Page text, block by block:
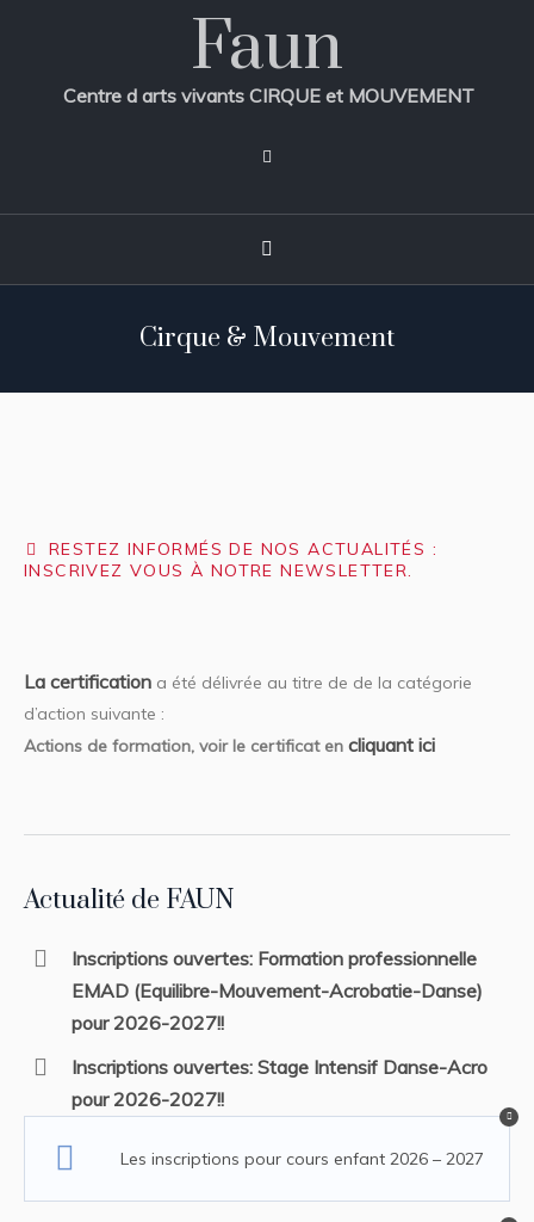
Faun
Centre d arts vivants CIRQUE et MOUVEMENT
Cirque & Mouvement
RESTEZ INFORMÉS DE NOS ACTUALITÉS :
INSCRIVEZ VOUS À NOTRE NEWSLETTER.
La certificationa été délivrée au titre de de la catégorie
d’action suivante :
Actions de formation, voir le certificat en cliquant ici
Actualité de FAUN
Inscriptions ouvertes: Formation professionnelle
EMAD (Equilibre-Mouvement-Acrobatie-Danse)
pour 2026-2027!!
Inscriptions ouvertes: Stage Intensif Danse-Acro
pour 2026-2027!!
Les inscriptions pour cours enfant 2026 – 2027